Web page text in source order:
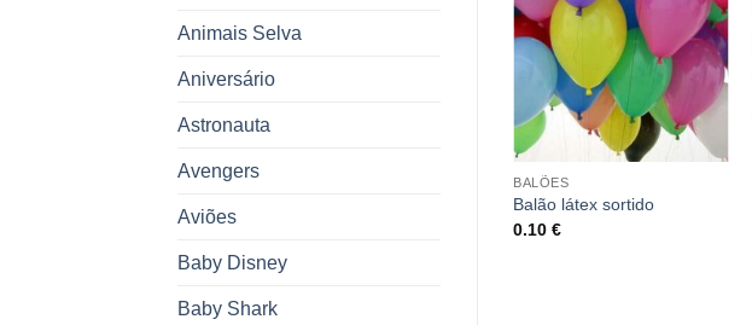
Animais Selva
Aniversário
Astronauta
Avengers
Aviões
Baby Disney
Baby Shark
BALÕES
Balão látex sortido
0.10€